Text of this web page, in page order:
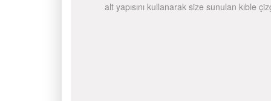
alt yapısını kullanarak size sunulan kıble